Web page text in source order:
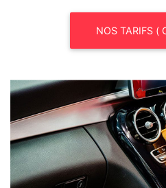
NOS TARIFS (